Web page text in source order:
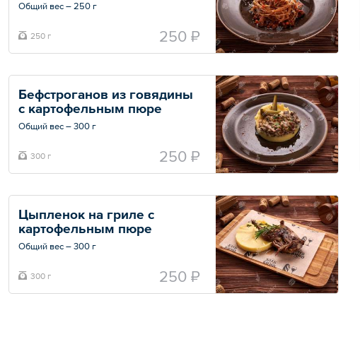
Общий вес – 250 г
250 г 250 ₽
Бефстроганов из говядины
с картофельным пюре
Общий вес – 300 г
300 г 250 ₽
Цыпленок на гриле с
картофельным пюре
Общий вес – 300 г
300 г 250 ₽